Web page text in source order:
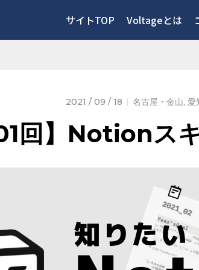
サイトTOP Voltageとは
2021 / 09 / 18 名古屋・金山, 愛
回】Notionス